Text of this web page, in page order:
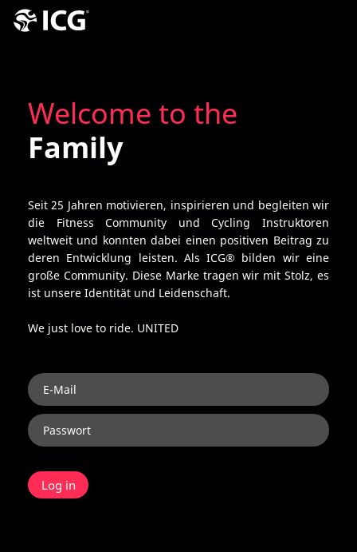
Welcome to the
Family
Seit 25 Jahren motivieren, inspirieren und begleiten wir
die Fitness Community und Cycling Instruktoren
weltweit und konnten dabei einen positiven Beitrag zu
deren Entwicklung leisten. Als ICG® bilden wir eine
große Community. Diese Marke tragen wir mit Stolz, es
ist unsere Identität und Leidenschaft.
We just love to ride. UNITED